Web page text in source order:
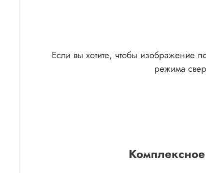
Если вы хотите, чтобы изображение
режима